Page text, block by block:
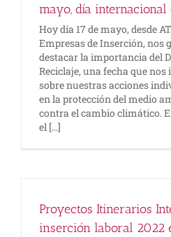
mayo, día
Hoy día 17 de mayo, desde
Empresas de Inserción, nos
destacar la importancia del
Reciclaje, una fecha que
sobre nuestras acciones
en la protección del medio
contra el cambio climático.
el [...]
Proyectos Itinerarios
inserción laboral 2022